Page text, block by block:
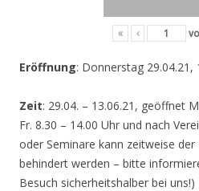
« ‹
Eröffnung: Donnerstag 29.04.21,
Zeit: 29.04. – 13.06.21, geöffnet
Fr. 8.30 – 14.00 Uhr und nach
oder Seminare kann zeitweise
behindert werden – bitte
Besuch sicherheitshalber bei uns!)